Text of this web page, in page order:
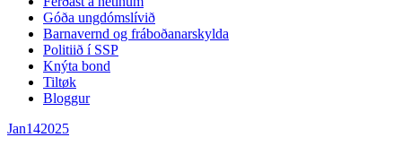
Góða ungdómslívið
Barnavernd og fráboðanarskylda
Politiið í SSP
Knýta bond
Tiltøk
Bloggur
Jan142025